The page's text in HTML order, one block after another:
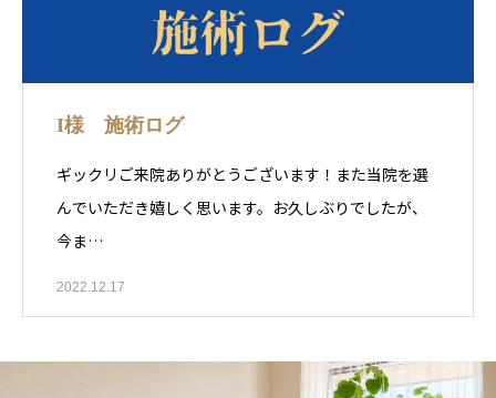
I様 施術ログ
ギックリご来院ありがとうございます！また当院を選
んでいただき嬉しく思います。お久しぶりでしたが、
今ま…
2022.12.17